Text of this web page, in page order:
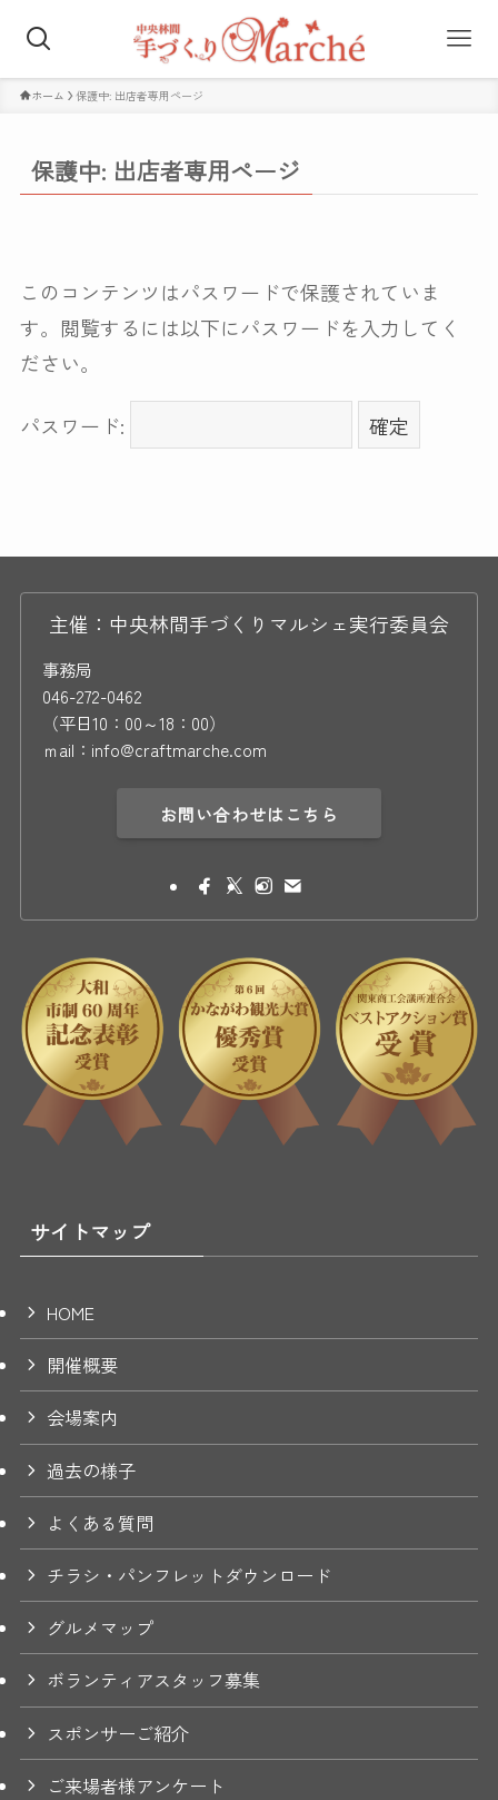
ホーム 保護中: 出店者専用ページ
保護中: 出店者専用ページ
このコンテンツはパスワードで保護されていま
す。閲覧するには以下にパスワードを入力してく
ださい。
パスワード:
主催：中央林間手づくりマルシェ実行委員会
事務局
046-272-0462
（平日10：00～18：00）
ｍail：info@craftmarche.com
お問い合わせはこちら
サイトマップ
HOME
開催概要
会場案内
過去の様子
よくある質問
チラシ・パンフレットダウンロード
グルメマップ
ボランティアスタッフ募集
スポンサーご紹介
ご来場者様アンケート